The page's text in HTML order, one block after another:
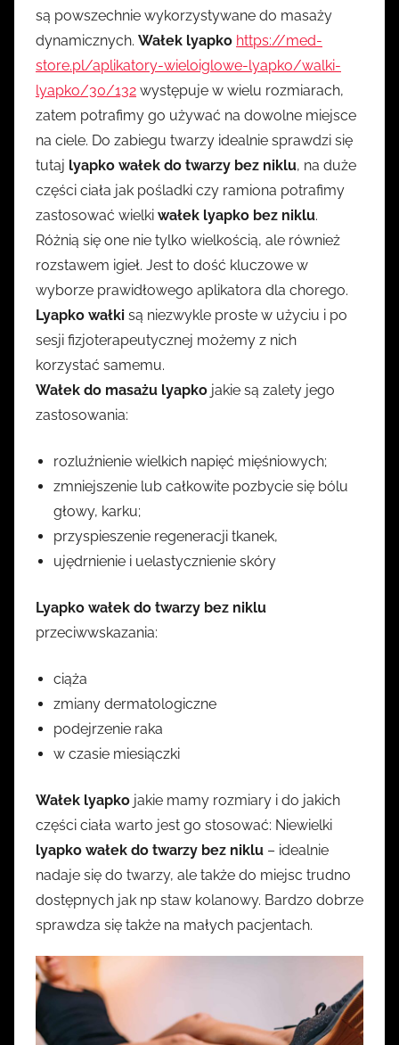
są powszechnie wykorzystywane do masaży
dynamicznych. Wałek lyapko https://med-
store.pl/aplikatory-wieloiglowe-lyapko/walki-
lyapko/30/132 występuje w wielu rozmiarach,
zatem potrafimy go używać na dowolne miejsce
na ciele. Do zabiegu twarzy idealnie sprawdzi się
tutaj lyapko wałek do twarzy bez niklu, na duże
części ciała jak pośladki czy ramiona potrafimy
zastosować wielki wałek lyapko bez niklu.
Różnią się one nie tylko wielkością, ale również
rozstawem igieł. Jest to dość kluczowe w
wyborze prawidłowego aplikatora dla chorego.
Lyapko wałki są niezwykle proste w użyciu i po
sesji fizjoterapeutycznej możemy z nich
korzystać samemu.
Wałek do masażu lyapko jakie są zalety jego
zastosowania:
rozluźnienie wielkich napięć mięśniowych;
zmniejszenie lub całkowite pozbycie się bólu
głowy, karku;
przyspieszenie regeneracji tkanek,
ujędrnienie i uelastycznienie skóry
Lyapko wałek do twarzy bez niklu
przeciwwskazania:
ciąża
zmiany dermatologiczne
podejrzenie raka
w czasie miesiączki
Wałek lyapko jakie mamy rozmiary i do jakich
części ciała warto jest go stosować: Niewielki
lyapko wałek do twarzy bez niklu – idealnie
nadaje się do twarzy, ale także do miejsc trudno
dostępnych jak np staw kolanowy. Bardzo dobrze
sprawdza się także na małych pacjentach.